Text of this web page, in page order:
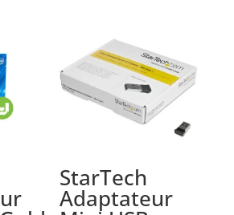
StarTech
Adaptateur